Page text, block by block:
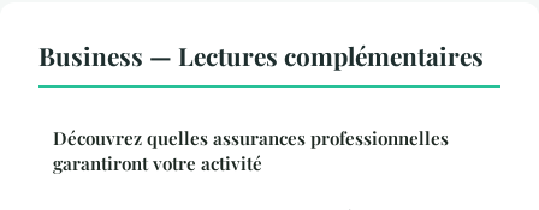
Business — Lectures complémentaires
Découvrez quelles assurances professionnelles
garantiront votre activité